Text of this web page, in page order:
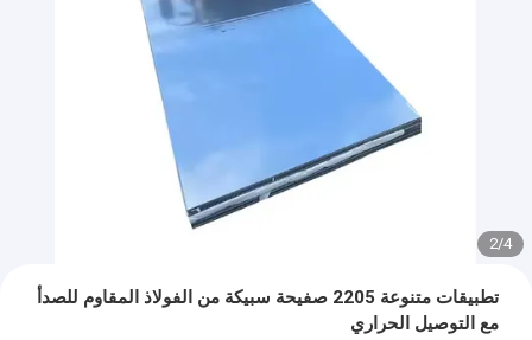
2/4
تطبيقات متنوعة 2205 صفيحة سبيكة من الفولاذ المقاوم للصدأ
مع التوصيل الحراري